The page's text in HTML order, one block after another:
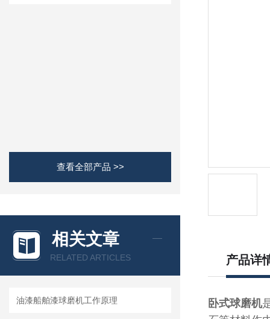
查看全部产品 >>
相关文章
RELATED ARTICLES
油漆船舶漆球磨机工作原理
产品详
卧式球磨机